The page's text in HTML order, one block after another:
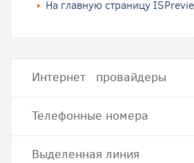
На главную страницу
Интернет провайдеры
Телефонные номера
Выделенная линия